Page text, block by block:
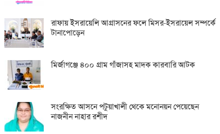
রাফায় ইসরায়েলি আগ্রাসনের ফলে মিসর-ইসরায়েল সম্পর্কে
টানাপোড়েন
মির্জাগঞ্জে ৪০০ গ্রাম গাঁজাসহ মাদক কারবারি আটক
সংরক্ষিত আসনে পটুয়াখালী থেকে মনোনয়ন পেয়েছেন
নাজনীন নাহার রশীদ